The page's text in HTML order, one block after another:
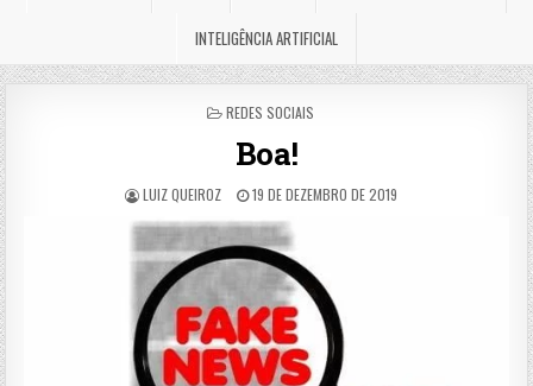
INTELIGÊNCIA ARTIFICIAL
POSTED
REDES SOCIAIS
Boa!
LUIZ QUEIROZ 19 DE DEZEMBRO DE 2019